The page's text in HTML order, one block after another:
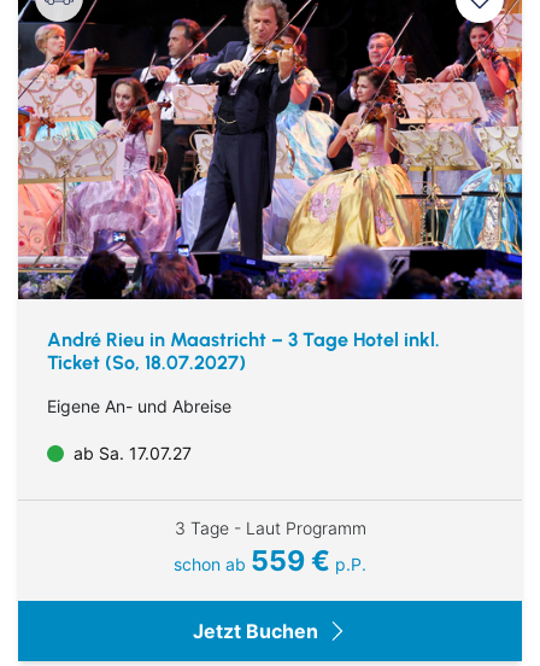
André Rieu in Maastricht – 3 Tage Hotel inkl.
Ticket (So, 18.07.2027)
Eigene An- und Abreise
ab Sa. 17.07.27
3 Tage - Laut Programm
schon ab 559 € p.P.
Jetzt Buchen